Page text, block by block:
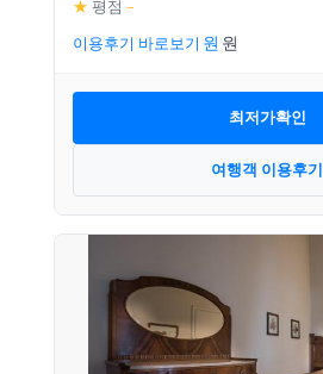
★ 평점 –
이용후기 바로보기
최저가확인
여행객 이용후기